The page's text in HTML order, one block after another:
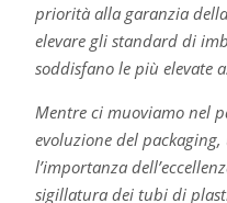
priorità alla garanzia
elevare gli standard di
soddisfano le più elevate
Mentre ci muoviamo nel
evoluzione del
l’importanza
sigillatura dei tubi di